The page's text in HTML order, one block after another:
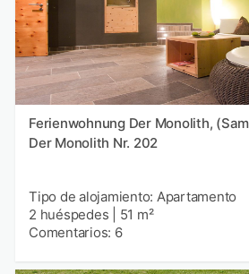
Ferienwohnung Der Monolith,
Der Monolith Nr. 202
Tipo de alojamiento: Apartamento
2 huéspedes
51 m²
Comentarios: 6